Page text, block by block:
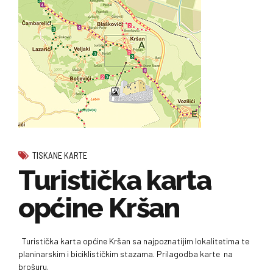
TISKANE KARTE
Turistička karta
općine Kršan
Turistička karta općine Kršan sa najpoznatijim lokalitetima te
planinarskim i biciklističkim stazama. Prilagodba karte na
brošuru.